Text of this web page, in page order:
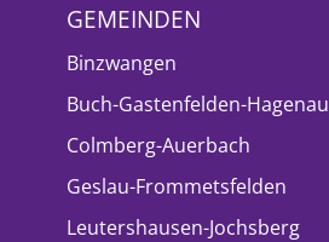
GEMEINDEN
Binzwangen
Buch-Gastenfelden-Hagenau
Colmberg-Auerbach
Geslau-Frommetsfelden
Leutershausen-Jochsberg